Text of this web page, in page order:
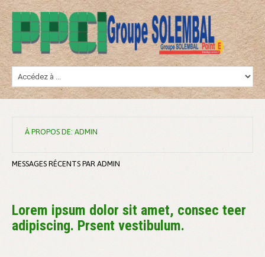
À PROPOS DE: ADMIN
MESSAGES RÉCENTS PAR ADMIN
Lorem ipsum dolor sit amet, consec teer
adipiscing. Prsent vestibulum.